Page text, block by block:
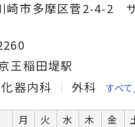
崎市多摩区菅2-4-2
王稲田堤駅
器内科 外科 すべ
月 火 水 木 金